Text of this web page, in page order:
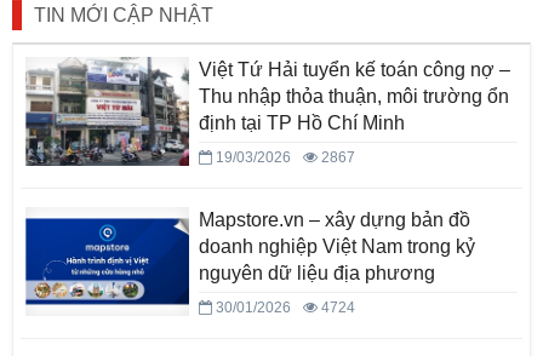
TIN MỚI CẬP NHẬT
Việt Tứ Hải tuyển kế toán công nợ –
Thu nhập thỏa thuận, môi trường ổn
định tại TP Hồ Chí Minh
19/03/2026 2867
Mapstore.vn – xây dựng bản đồ
doanh nghiệp Việt Nam trong kỷ
nguyên dữ liệu địa phương
30/01/2026 4724